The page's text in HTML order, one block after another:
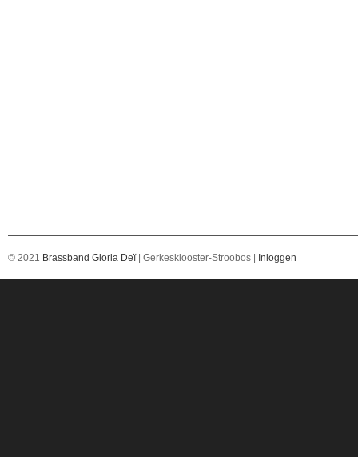
© 2021 Brassband Gloria Deï | Gerkesklooster-Stroobos | Inloggen